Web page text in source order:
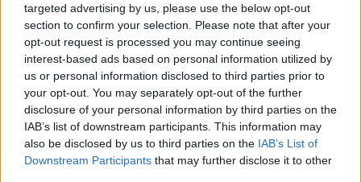
targeted advertising by us, please use the below opt-out
section to confirm your selection. Please note that after your
opt-out request is processed you may continue seeing
interest-based ads based on personal information utilized by
us or personal information disclosed to third parties prior to
your opt-out. You may separately opt-out of the further
disclosure of your personal information by third parties on the
IAB’s list of downstream participants. This information may
also be disclosed by us to third parties on the IAB’s List of
Downstream Participants that may further disclose it to other
Esto preocupa porque, a medida que los
consumidores reconstruyen sus armarios y
reevalúan qué les favorece, las marcas que no
entiendan esa dimensión emocional se
quedarán atrás. No se trata solo de vender
prendas más pequeñas, sino de acompañar un
proceso de transformación personal que, según
los expertos, no es una tendencia pasajera sino
un cambio estructural.